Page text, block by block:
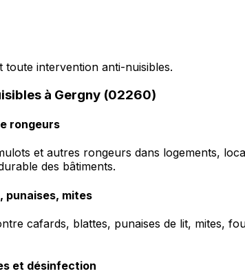
toute intervention anti-nuisibles.
à Gergny (02260)
rongeurs
et autres rongeurs dans logements,
des bâtiments.
punaises, mites
cafards, blattes, punaises de lit, mites,
et désinfection